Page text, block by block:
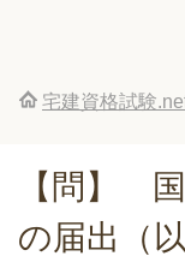
宅建資格試験
【問】
の届出（